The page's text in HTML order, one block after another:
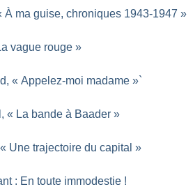
À ma guise, chroniques 1943-1947 »
vague rouge »
« Appelez-moi madame »`
« La bande à Baader »
Une trajectoire du capital »
: En toute immodestie !